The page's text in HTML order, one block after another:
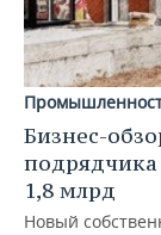
Бизнес-
1,8 млрд
Новый